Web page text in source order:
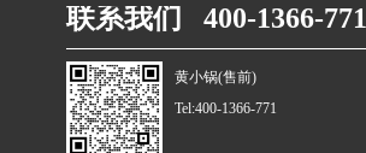
联系我们 400-1366-771
黄小锅(售前)
Tel:400-1366-771